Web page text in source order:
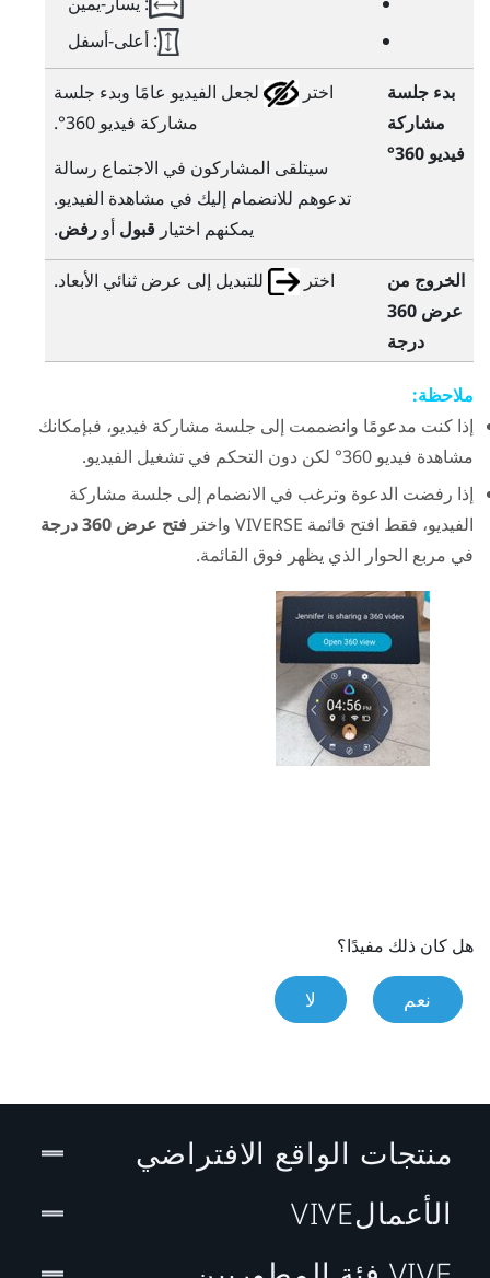
: أعلى-أسفل
بدء جلسة
مشاركة
فيديو 360°
اختر
لجعل الفيديو عامًا وبدء جلسة
مشاركة فيديو 360°.
سيتلقى المشاركون في الاجتماع رسالة
تدعوهم للانضمام إليك في مشاهدة الفيديو.
يمكنهم اختيار قبول أو رفض.
الخروج من
عرض 360
درجة
اختر للتبديل إلى عرض ثنائي الأبعاد.
ملاحظة:
إذا كنت مدعومًا وانضممت إلى جلسة مشاركة فيديو، فبإمكانك
مشاهدة فيديو 360° لكن دون التحكم في تشغيل الفيديو.
إذا رفضت الدعوة وترغب في الانضمام إلى جلسة مشاركة
الفيديو، فقط افتح قائمة VIVERSE واختر فتح عرض 360 درجة
في مربع الحوار الذي يظهر فوق القائمة.
هل كان ذلك مفيدًا؟
نعم لا
منتجات الواقع الافتراضي
الأعمالVIVE